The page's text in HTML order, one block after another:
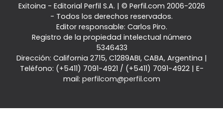
Exitoina - Editorial Perfil S.A. | © Perfil.com 2006-2026
- Todos los derechos reservados.
Editor responsable: Carlos Piro.
Registro de la propiedad intelectual número
5346433
Dirección: California 2715, C1289ABI, CABA, Argentina |
Teléfono: (+5411) 7091-4921 / (+5411) 7091-4922| E-
mail: perfilcom@perfil.com